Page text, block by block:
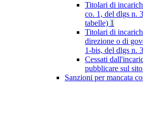
Titolari di
co. 1, del dlgs n.
tabelle) 1
Titolari di
direzione o di
1-bis, del dlgs n.
Cessati
pubblicare sul
Sanzioni per mancata